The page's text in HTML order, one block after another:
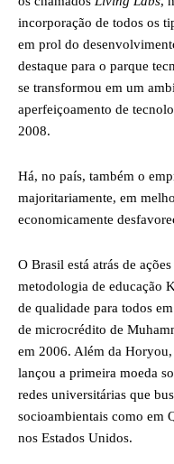
incorporação de todos os
em prol do
destaque para o parque
se transformou em um
aperfeiçoamento de
2008.
Há, no país, também o
majoritariamente, em
economicamente
O Brasil está atrás de
metodologia de educação
de qualidade para todos
de microcrédito de
em 2006. Além da
lançou a primeira moeda
redes universitárias que
socioambientais como em
nos Estados Unidos.